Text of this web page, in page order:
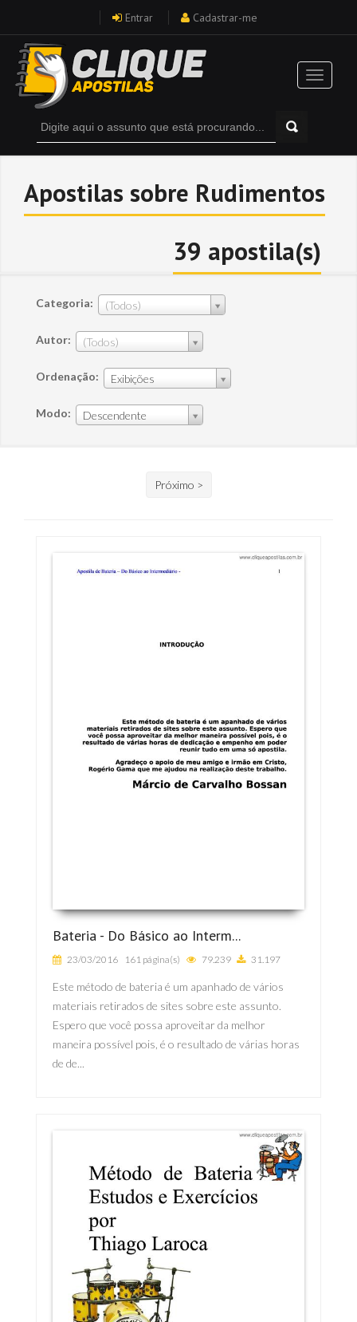
Entrar Cadastrar-me
Apostilas sobre Rudimentos
39 apostila(s)
Categoria: (Todos)
Autor: (Todos)
Ordenação: Exibições
Modo: Descendente
Próximo >
Bateria - Do Básico ao Interm...
23/03/2016 161 página(s) 79.239 31.197
Este método de bateria é um apanhado de vários
materiais retirados de sites sobre este assunto.
Espero que você possa aproveitar da melhor
maneira possível pois, é o resultado de várias horas
de de...